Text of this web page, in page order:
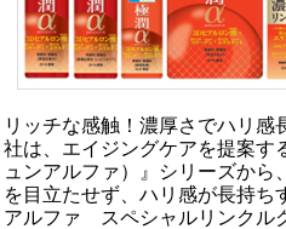
リッチな感触！濃厚さでハリ感
社は、エイジングケアを提案す
ュンアルファ）』シリーズから
を目立たせず、ハリ感が長持ち
アルファ スペシャルリンクル